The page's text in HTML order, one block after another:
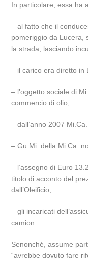
In particolare, essa ha
– al fatto che il
pomeriggio da Lucera,
la strada, lasciando
– il carico era diretto in
– l’oggetto sociale di
commercio di olio;
– dall’anno 2007
– Gu.Mi. della Mi.Ca.
– l’assegno di Euro
titolo di acconto del
dall’Oleificio;
– gli incaricati
camion.
Senonché, assume
“avrebbe dovuto fare